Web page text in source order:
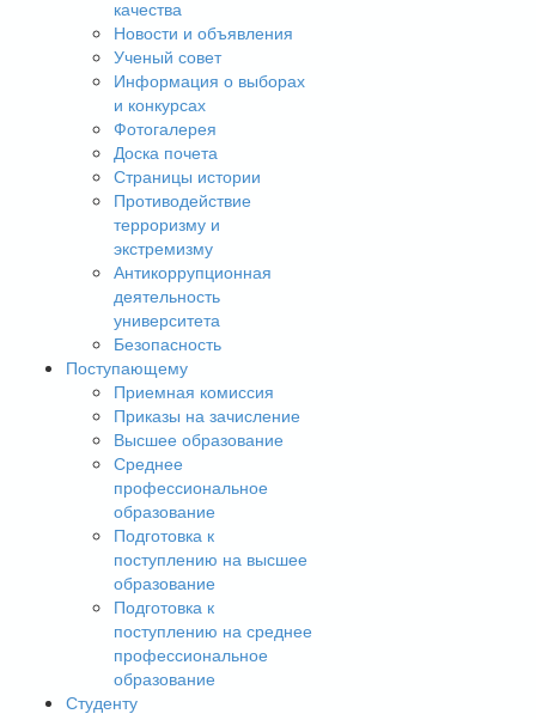
качества
Новости и объявления
Ученый совет
Информация о выборах
и конкурсах
Фотогалерея
Доска почета
Страницы истории
Противодействие
терроризму и
экстремизму
Антикоррупционная
деятельность
университета
Безопасность
Поступающему
Приемная комиссия
Приказы на зачисление
Высшее образование
Среднее
профессиональное
образование
Подготовка к
поступлению на высшее
образование
Подготовка к
поступлению на среднее
профессиональное
образование
Студенту